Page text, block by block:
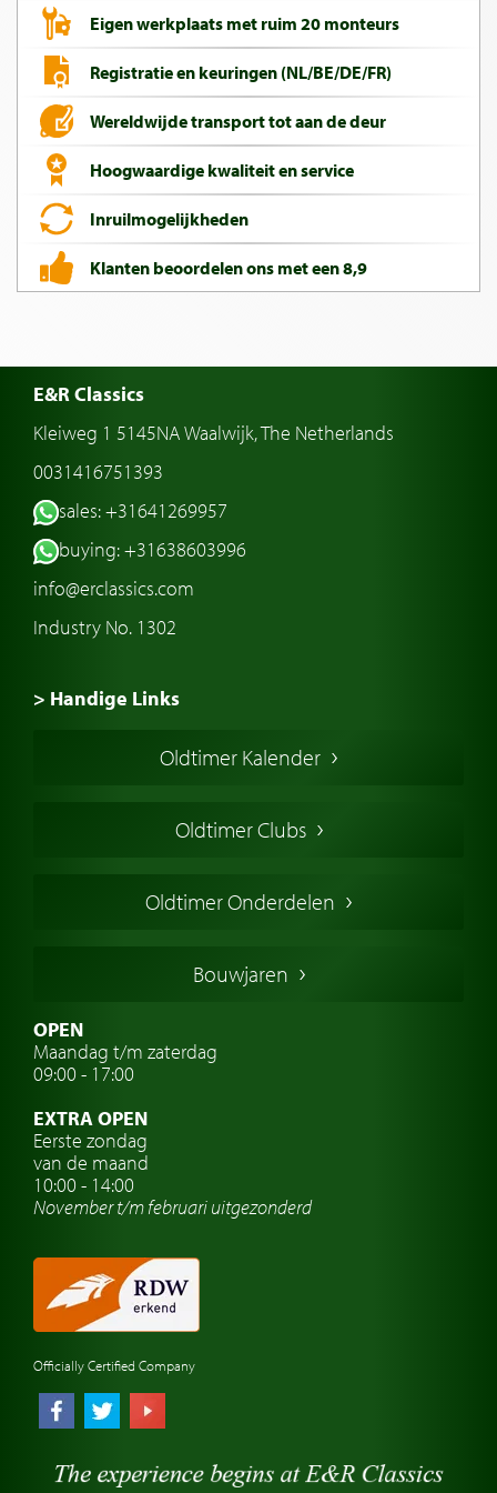
Eigen werkplaats met ruim 20 monteurs
Registratie en keuringen (NL/BE/DE/FR)
Wereldwijde transport tot aan de deur
Hoogwaardige kwaliteit en service
Inruilmogelijkheden
Klanten beoordelen ons met een 8,9
E&R Classics
Kleiweg 1 5145NA Waalwijk, The Netherlands
0031416751393
sales: +31641269957
buying: +31638603996
info@erclassics.com
Industry No. 1302
> Handige Links
Amerikaanse oldtimers
Franse oldtimers
Zweedse oldtimers
Oldtimer verzekering
Oldtimer reizen
Oldtimerwerkplaats
Automerk horloges
Classic cars Nederland
Oldtimer Kalender
Oldtimer Clubs
Oldtimer Onderdelen
Bouwjaren
OPEN
Maandag t/m zaterdag
09:00 - 17:00
EXTRA OPEN
Eerste zondag
van de maand
10:00 - 14:00
November t/m februariuitgezonderd
Officially Certified Company